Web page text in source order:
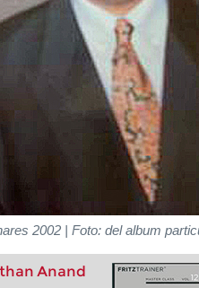
2002 | Foto: del album
Anand